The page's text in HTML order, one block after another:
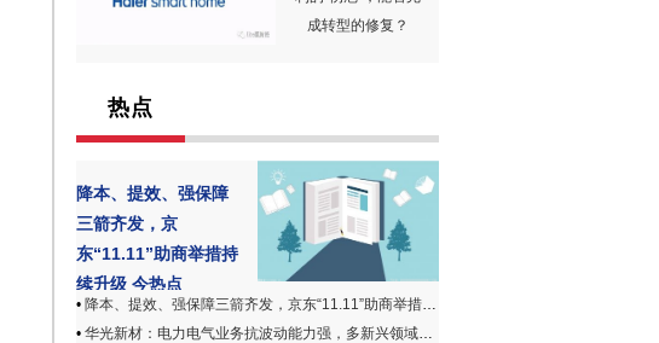
成转型的修复？
热点
降本、提效、强保障
三箭齐发，京
东“11.11”助商举措持
续升级 今热点
• 降本、提效、强保障三箭齐发，京东“11.11”助商举措持续升级 今热点
• 华光新材：电力电气业务抗波动能力强，多新兴领域研发谋未来增长